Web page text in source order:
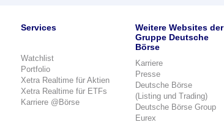
Services
Watchlist
Portfolio
Xetra Realtime für Aktien
Xetra Realtime für ETFs
Karriere @Börse
Weitere Websites der
Gruppe Deutsche
Börse
Karriere
Presse
Deutsche Börse
(Listing und Trading)
Deutsche Börse Group
Eurex